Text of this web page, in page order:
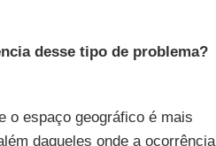
desse tipo de problema?
o espaço geográfico é mais
daqueles onde a ocorrência